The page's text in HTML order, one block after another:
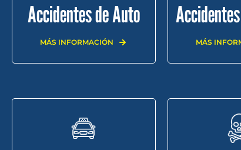
Accidentes de Auto
MÁS INFORMACIÓN MÁS